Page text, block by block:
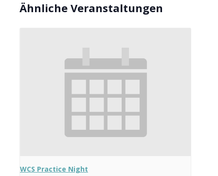
Ähnliche Veranstaltungen
WCS Practice Night